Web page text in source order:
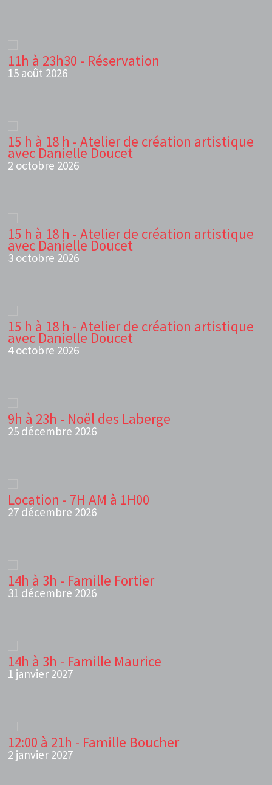
11h à 23h30 - Réservation
15 août 2026
15 h à 18 h - Atelier de création artistique
avec Danielle Doucet
2 octobre 2026
15 h à 18 h - Atelier de création artistique
avec Danielle Doucet
3 octobre 2026
15 h à 18 h - Atelier de création artistique
avec Danielle Doucet
4 octobre 2026
9h à 23h - Noël des Laberge
25 décembre 2026
Location - 7H AM à 1H00
27 décembre 2026
14h à 3h - Famille Fortier
31 décembre 2026
14h à 3h - Famille Maurice
1 janvier 2027
12:00 à 21h - Famille Boucher
2 janvier 2027